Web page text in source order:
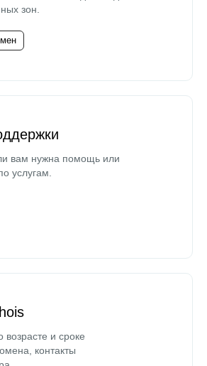
зон.
вам нужна помощь или
услугам.
и сроке
контакты